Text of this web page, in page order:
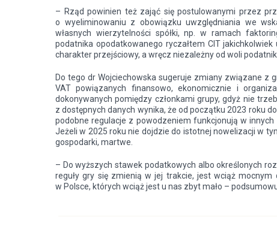
– Rząd powinien też zająć się postulowanymi przez
o wyeliminowaniu z obowiązku uwzględniania we
własnych wierzytelności spółki, np. w ramach
podatnika opodatkowanego ryczałtem CIT
charakter przejściowy, a wręcz niezależny od woli
Do tego dr Wojciechowska sugeruje zmiany związane z
VAT powiązanych finansowo, ekonomicznie i
dokonywanych pomiędzy członkami grupy, gdyż nie
z dostępnych danych wynika, że od początku 2023 roku
podobne regulacje z powodzeniem funkcjonują w
Jeżeli w 2025 roku nie dojdzie do istotnej nowelizacji w
gospodarki, martwe.
– Do wyższych stawek podatkowych albo określonych
reguły gry się zmienią w jej trakcie, jest wciąż
w Polsce, których wciąż jest u nas zbyt mało –